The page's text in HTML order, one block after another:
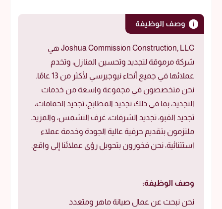
وصف الوظيفة
Joshua Commission Construction, LLC هي
شركة مرموقة لتجديد وتحسين المنازل، وتخدم
عملائها في جميع أنحاء نيوجيرسي لأكثر من 13 عامًا.
نحن متخصصون في مجموعة واسعة من خدمات
التجديد، بما في ذلك تجديد المطابخ، تجديد الحمامات،
تجديد القبو، تجديد الشرفات، غرف التشمس، والمزيد.
ملتزمون بتقديم حرفية عالية الجودة وخدمة عملاء
استثنائية، نحن فخورون بتحويل رؤى عملائنا إلى واقع.
وصف الوظيفة:
نحن نبحث عن عمال صيانة ماهر ومتعدد